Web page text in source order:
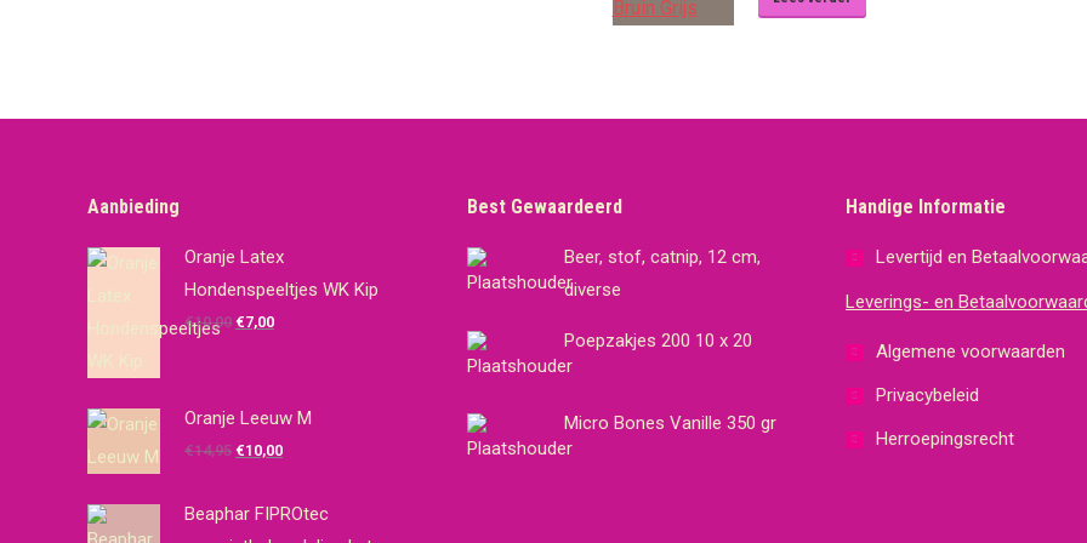
Aanbieding
Oranje Latex
Hondenspeeltjes WK Kip
€10,00 Oorspronkelijke
€10,00.
€7,00Huidige
€7,00.
Oranje Leeuw M
€14,95 Oorspronkelijke
was:
€10,00Huidige
is:
Beaphar FIPROtec
Best Gewaardeerd
Beer, stof, catnip, 12 cm,
diverse
Poepzakjes 200 10 x 20
Micro Bones Vanille 350 gr
Handige Informatie
Levertijd en
Leverings- en
Algemene voorwaarden
Privacybeleid
Herroepingsrecht